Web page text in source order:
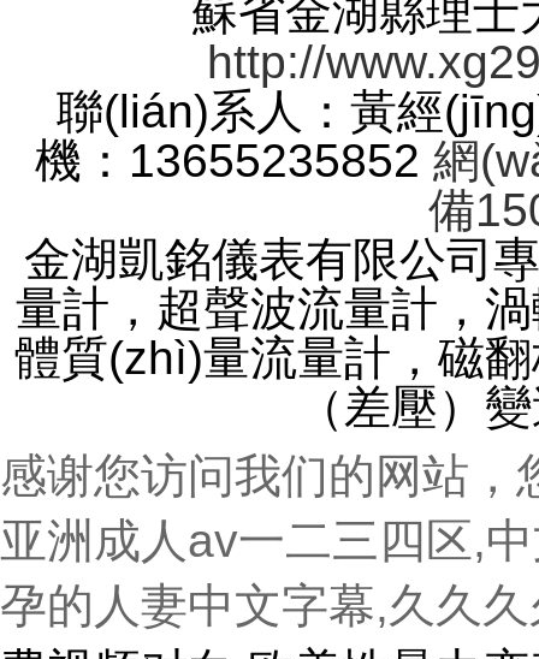
蘇省金湖縣理士
http://
聯(lián)系人：黃經
機：13655235852 網
備
金湖凱銘儀表有限公司
量計，超聲波流量計
體質(zhì)量流量計，磁
（差壓）
感谢您访问我们的网站，
亚洲成人av一二三四区,
孕的人妻中文字幕,久久